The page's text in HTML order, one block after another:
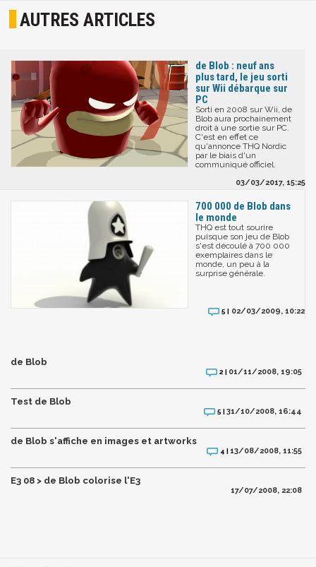
AUTRES ARTICLES
de Blob : neuf ans
plus tard, le jeu sorti
sur Wii débarque sur
PC
Sorti en 2008 sur Wii, de
Blob aura prochainement
droit à une sortie sur PC.
C'est en effet ce
qu'annonce THQ Nordic
par le biais d'un
communiqué officiel.
03/03/2017, 15:25
700 000 de Blob dans
le monde
THQ est tout sourire
puisque son jeu de Blob
s'est découlé à 700 000
exemplaires dans le
monde, un peu à la
surprise générale.
5 | 02/03/2009, 10:22
de Blob
2 | 01/11/2008, 19:05
Test de Blob
5 |31/10/2008, 16:44
de Blob s'affiche en images et artworks
4 |13/08/2008, 11:55
E3 08 > de Blob colorise l'E3
17/07/2008, 22:08